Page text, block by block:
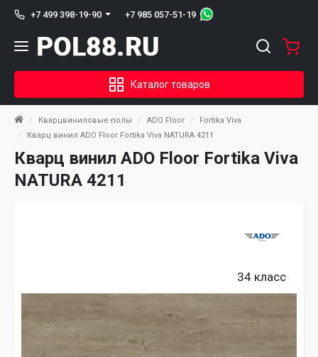
+7 499 398-19-90 +7 985 057-51-19
Каталог товаров
Кварцвиниловые полы ADO Floor
Fortika Viva
Кварц винил ADO Floor Fortika Viva NATURA 4211
Кварц винил ADO Floor Fortika Viva
NATURA 4211
34 класс